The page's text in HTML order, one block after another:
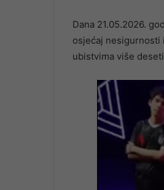
Dana 21.05.2026.
osjećaj nesigurnosti
ubistvima više